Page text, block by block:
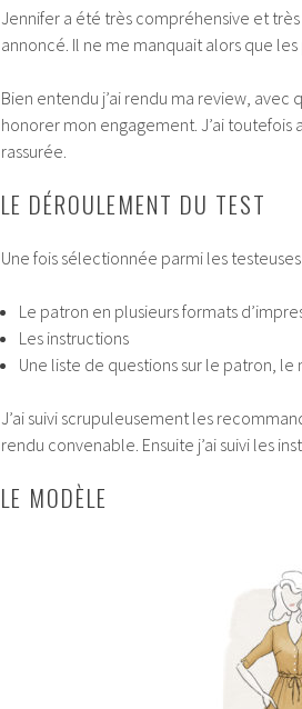
Jennifer a été très compréhensive et
annoncé. Il ne me manquait alors que
Bien entendu j’ai rendu ma review,
honorer mon engagement. J’ai
rassurée.
LE DÉROULEMENT DU TEST
Une fois sélectionnée parmi les testeuses
Le patron en plusieurs formats
Les instructions
Une liste de questions sur le patron,
J’ai suivi scrupuleusement les
rendu convenable. Ensuite j’ai suivi les
LE MODÈLE